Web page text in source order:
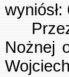
Przez
Nożnej